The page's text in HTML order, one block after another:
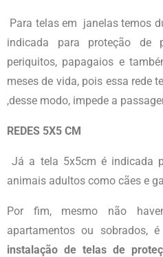
Para telas em janelas temos
indicada para proteção de
periquitos, papagaios e
meses de vida, pois essa rede
,desse modo, impede a
REDES 5X5 CM
Já a tela 5x5cm é indicada
animais adultos como cães e
Por fim, mesmo não
apartamentos ou sobrados,
instalação de telas de